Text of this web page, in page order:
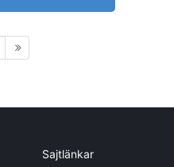
Sajtlänkar